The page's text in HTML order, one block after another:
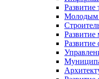
Развитие
Молодым
Развитие